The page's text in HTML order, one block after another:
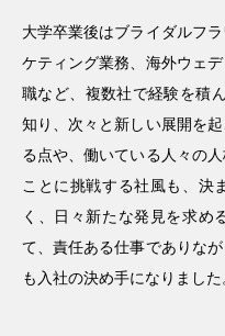
大学卒業後はブライダルフ
ケティング業務、海外ウェ
職など、複数社で経験を積
知り、次々と新しい展開を
る点や、働いている人々の
ことに挑戦する社風も、決
く、日々新たな発見を求め
て、責任ある仕事でありな
も入社の決め手になりました